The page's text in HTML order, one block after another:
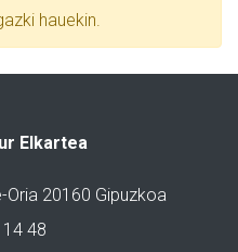
hauekin.
Elkartea
Oria 20160 Gipuzkoa
48